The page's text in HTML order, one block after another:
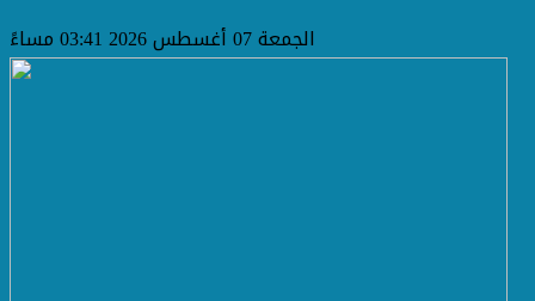
الجمعة 07 أغسطس 2026 03:41 مساءً